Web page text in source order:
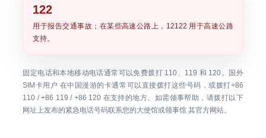
122
用于报告交通事故；在某些高速公路上，12122 用于高速公路
支持。
固定电话和本地移动电话通常可以免费拨打 110、119 和 120。国外
SIM卡用户 在中国漫游的卡通常可以直接拨打这些号码，或拨打+86
110 / +86 119 / +86 120 在支持的地方。如需领事帮助，请拨打以下
网址上发布的紧急电话号码联系您的大使馆或领事馆 其官方网站。